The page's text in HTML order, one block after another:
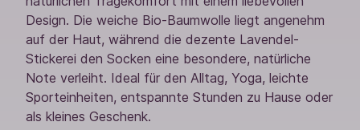
Design. Die weiche Bio-Baumwolle liegt angenehm
auf der Haut, während die dezente Lavendel-
Stickerei den Socken eine besondere, natürliche
Note verleiht. Ideal für den Alltag, Yoga, leichte
Sporteinheiten, entspannte Stunden zu Hause oder
als kleines Geschenk.